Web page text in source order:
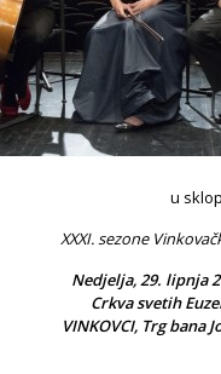
u
XXXI. sezone
Nedjelja, 29. lipnja
Crkva svetih
VINKOVCI, Trg bana